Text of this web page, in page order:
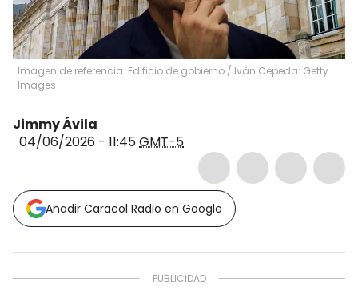
Imagen de referencia. Edificio de gobierno / Iván Cepeda: Getty
Images
Jimmy Ávila
04/06/2026 - 11:45GMT-5
Añadir Caracol Radio en Google